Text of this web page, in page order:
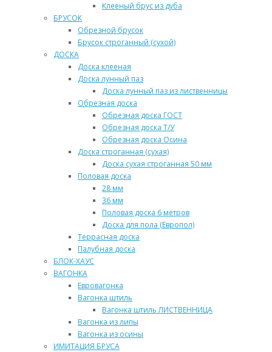
Клееный брус из дуба
БРУСОК
Обрезной брусок
Брусок строганный (сухой)
ДОСКА
Доска клееная
Доска лунный паз
Доска лунный паз из лиственницы
Обрезная доска
Обрезная доска ГОСТ
Обрезная доска Т/У
Обрезная доска Осина
Доска строганная (сухая)
Доска сухая строганная 50 мм
Половая доска
28 мм
36 мм
Половая доска 6 метров
Доска для пола (Европол)
Террасная доска
Палубная доска
БЛОК-ХАУС
ВАГОНКА
Евровагонка
Вагонка штиль
Вагонка штиль ЛИСТВЕННИЦА
Вагонка из липы
Вагонка из осины
ИМИТАЦИЯ БРУСА